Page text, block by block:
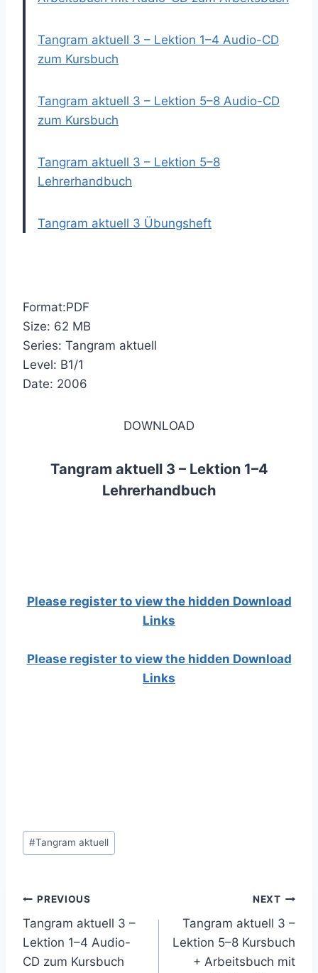
Tangram aktuell 3 – Lektion 1–4 Audio-CD
zum Kursbuch
Tangram aktuell 3 – Lektion 5–8 Audio-CD
zum Kursbuch
Tangram aktuell 3 – Lektion 5–8
Lehrerhandbuch
Tangram aktuell 3 Übungsheft
Format:PDF
Size: 62 MB
Series: Tangram aktuell
Level: B1/1
Date: 2006
DOWNLOAD
Tangram aktuell 3 – Lektion 1–4
Lehrerhandbuch
Please register to view the hidden Download
Links
Please register to view the hidden Download
Links
Post
Tags:
#Tangram aktuell
Post
navigation
PREVIOUS
Tangram aktuell 3 –
Lektion 1–4 Audio-
CD zum Kursbuch
NEXT
Tangram aktuell 3 –
Lektion 5–8 Kursbuch
+ Arbeitsbuch mit